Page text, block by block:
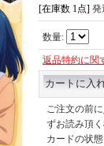
[在庫数 1点] 発
数量:
返品特約に関
ご注文の前に
ずお読み頂く
カードの状